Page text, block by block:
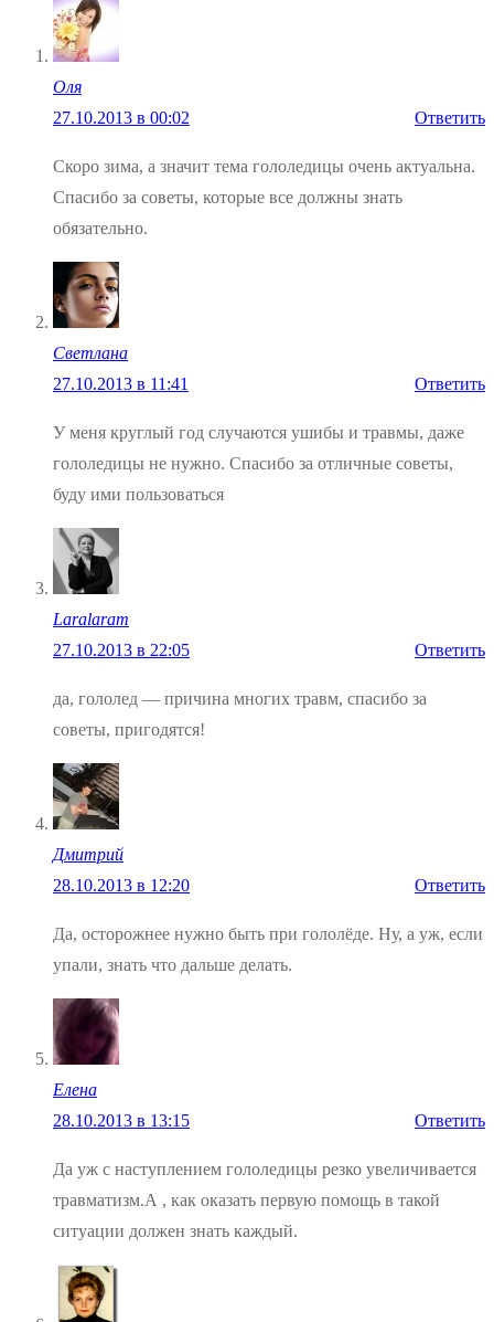
Оля
27.10.2013 в 00:02
Ответить
Скоро зима, а значит тема гололедицы очень актуальна.
Спасибо за советы, которые все должны знать
обязательно.
Светлана
27.10.2013 в 11:41
Ответить
У меня круглый год случаются ушибы и травмы, даже
гололедицы не нужно. Спасибо за отличные советы,
буду ими пользоваться
Laralaram
27.10.2013 в 22:05
Ответить
да, гололед — причина многих травм, спасибо за
советы, пригодятся!
Дмитрий
28.10.2013 в 12:20
Ответить
Да, осторожнее нужно быть при гололёде. Ну, а уж, если
упали, знать что дальше делать.
Елена
28.10.2013 в 13:15
Ответить
Да уж с наступлением гололедицы резко увеличивается
травматизм.А , как оказать первую помощь в такой
ситуации должен знать каждый.